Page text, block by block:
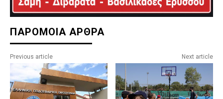
ΠΑΡΟΜΟΙΑ ΑΡΘΡΑ
Previous article Next article